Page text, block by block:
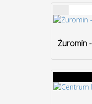
Żuromin